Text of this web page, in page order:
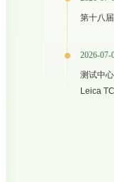
第十八
2026-07-
测试中
Leica